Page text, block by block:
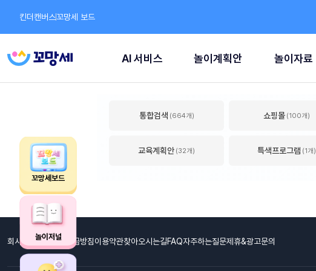
꼬망세보드
놀이저널
킨더캔버스꼬망세 보드
AI 서비스 놀이계획안 놀이자료
통합검색 (664개) 쇼핑몰 (100개)
교육계획안 (32개) 특색프로그램 (1개)
회사소개개인정보취급방침이용약관찾아오시는길FAQ자주하는질문제휴&광고문의